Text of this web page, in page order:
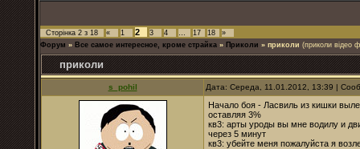
Сторінка 2 з 18 « 1 2 3 4 … 17 18
»
Форум » Все самое интересное, кроме страйка » Приколи » приколи (приколи відео
приколи
s_pohil Дата: Середа, 11.01.2012, 13:39 |
Начало боя - Ласвиль из кишки
оставляя 3%
кв3: арты уроды вы мне водилу и
через 5 минут
кв3: убейте меня пожалуйста я